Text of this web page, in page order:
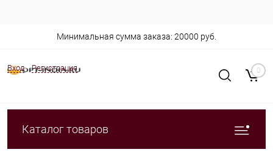
Вход Регистрация
Минимальная сумма заказа: 20000 руб.
0
Каталог товаров